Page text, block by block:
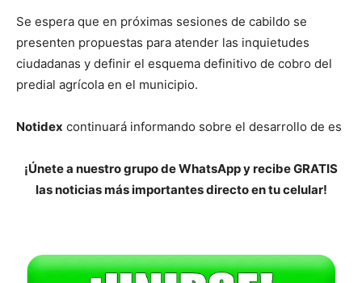
Se espera que en próximas sesiones de cabildo se
presenten propuestas para atender las inquietudes
ciudadanas y definir el esquema definitivo de cobro del
predial agrícola en el municipio.
Notidex continuará informando sobre el desarrollo de es
¡Únete a nuestro grupo de WhatsApp y recibe GRATIS
las noticias más importantes directo en tu celular!